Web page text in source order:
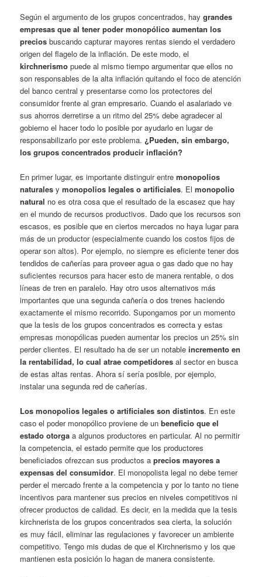
Según el argumento de los grupos concentrados, haygrandes
empresas que al tener poder monopólico aumentan los
precios buscando capturar mayores rentas siendo el verdadero
origen del flagelo de la inflación. De este modo, el
kirchnerismo puede al mismo tiempo argumentar que ellos no
son responsables de la alta inflación quitando el foco de atención
del banco central y presentarse como los protectores del
consumidor frente al gran empresario. Cuando el asalariado ve
sus ahorros derretirse a un ritmo del 25% debe agradecer al
gobierno el hacer todo lo posible por ayudarlo en lugar de
responsabilizarlo por este problema. ¿Pueden, sin embargo,
los grupos concentrados producir inflación?
En primer lugar, es importante distinguir entremonopolios
naturales y monopolios legales o artificiales. Elmonopolio
natural no es otra cosa que el resultado de la escasez que hay
en el mundo de recursos productivos. Dado que los recursos son
escasos, es posible que en ciertos mercados no haya lugar para
más de un productor (especialmente cuando los costos fijos de
operar son altos). Por ejemplo, no siempre es eficiente tener dos
tendidos de cañerías para proveer agua o gas dado que no hay
suficientes recursos para hacer esto de manera rentable, o dos
líneas de tren en paralelo. Hay otro usos alternativos más
importantes que una segunda cañería o dos trenes haciendo
exactamente el mismo recorrido. Supongamos por un momento
que la tesis de los grupos concentrados es correcta y estas
empresas monopólicas pueden aumentar los precios un 25% sin
perder clientes. El resultado ha de ser un notableincremento en
la rentabilidad, lo cual atrae competidores al sector en busca
de estas altas rentas. Ahora sí sería posible, por ejemplo,
instalar una segunda red de cañerías.
Los monopolios legales o artificiales son distintos. En este
caso el poder monopólico proviene de unbeneficio que el
estado otorga a algunos productores en particular. Al no permitir
la competencia, el estado permite que los productores
beneficiados ofrezcan sus productos aprecios mayores a
expensas del consumidor. El monopolista legal no debe temer
perder el mercado frente a la competencia y por lo tanto no tiene
incentivos para mantener sus precios en niveles competitivos ni
ofrecer productos de calidad. Es decir, en la medida que la tesis
kirchnerista de los grupos concentrados sea cierta, la solución
es muy fácil, eliminar las regulaciones y favorecer un ambiente
competitivo. Tengo mis dudas de que el Kirchnerismo y los que
mantienen esta posición lo hagan de manera consistente.